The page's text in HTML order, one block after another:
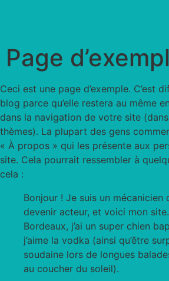
Page
Ceci est une page d’exemple. C’est
blog parce qu’elle restera au même
dans la navigation de votre site
thèmes). La plupart des gens
« À propos » qui les présente aux
site. Cela pourrait ressembler à
cela :
Bonjour ! Je suis un mécanicien
devenir acteur, et voici mon site.
Bordeaux, j’ai un super chien
j’aime la vodka (ainsi qu’être
soudaine lors de longues
au coucher du soleil).